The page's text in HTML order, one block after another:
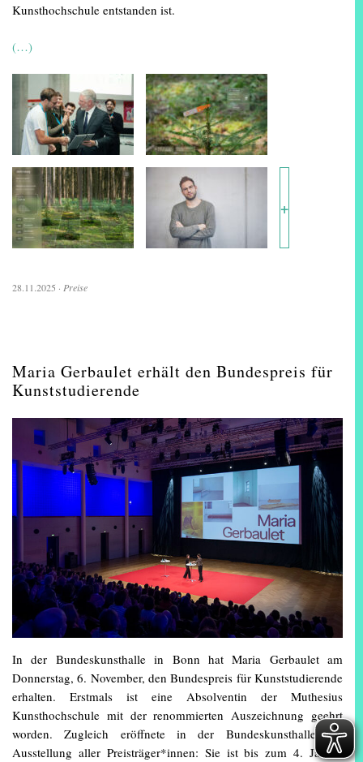
Kunsthochschule entstanden ist.
(…)
+
28.11.2025 · Preise
Maria Gerbaulet erhält den Bundespreis für
Kunststudierende
In der Bundeskunsthalle in Bonn hat Maria Gerbaulet am
Donnerstag, 6. November, den Bundespreis für Kunststudierende
erhalten. Erstmals ist eine Absolventin der Muthesius
Kunsthochschule mit der renommierten Auszeichnung geehrt
worden. Zugleich eröffnete in der Bundeskunsthalle die
Ausstellung aller Preisträger*innen: Sie ist bis zum 4. Januar